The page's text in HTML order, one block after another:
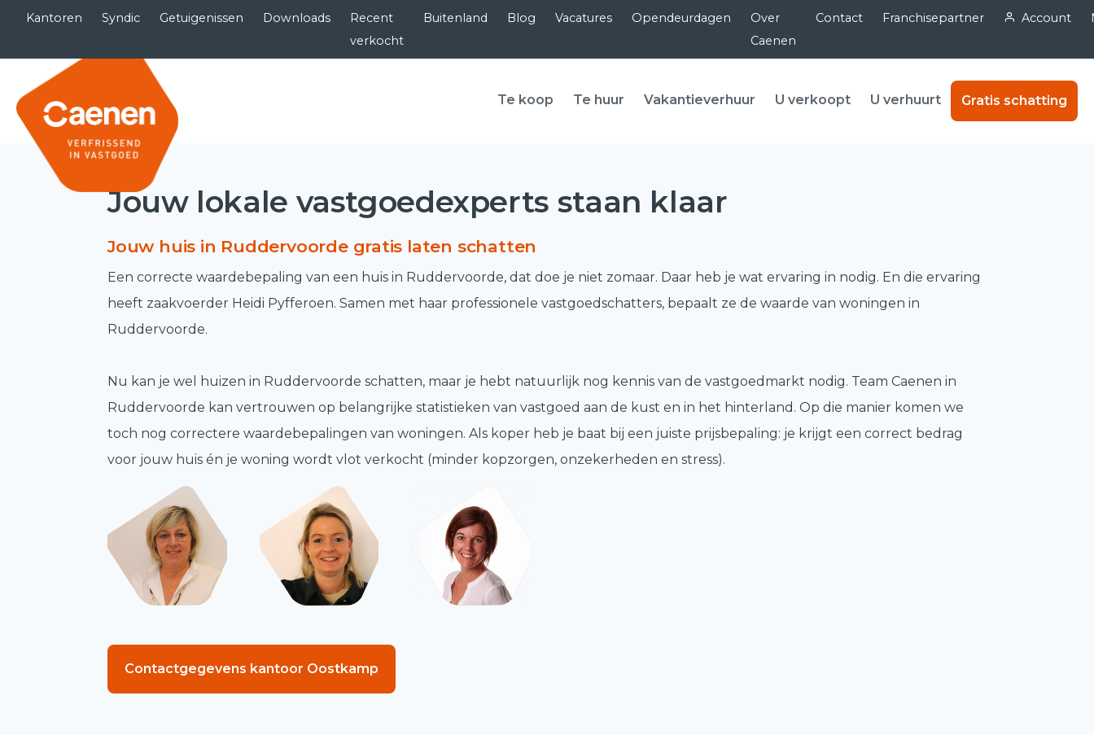
Kantoren Syndic Getuigenissen Downloads
Recent
verkocht
Buitenland Blog Vacatures Opendeurdagen
Over
Caenen
Contact Franchisepartner Account
Te koop Te huur Vakantieverhuur U verkoopt U verhuurt Gratis schatting
Jouw lokale vastgoedexperts staan klaar
Jouw huis in Ruddervoorde gratis laten schatten
Een correcte waardebepaling van een huis in Ruddervoorde, dat doe je niet zomaar. Daar heb je wat ervaring in nodig. En die ervaring
heeft zaakvoerder Heidi Pyfferoen. Samen met haar professionele vastgoedschatters, bepaalt ze de waarde van woningen in
Ruddervoorde.
Nu kan je wel huizen in Ruddervoorde schatten, maar je hebt natuurlijk nog kennis van de vastgoedmarkt nodig. Team Caenen in
Ruddervoorde kan vertrouwen op belangrijke statistieken van vastgoed aan de kust en in het hinterland. Op die manier komen we
toch nog correctere waardebepalingen van woningen. Als koper heb je baat bij een juiste prijsbepaling: je krijgt een correct bedrag
voor jouw huis én je woning wordt vlot verkocht (minder kopzorgen, onzekerheden en stress).
Contactgegevens kantoor Oostkamp